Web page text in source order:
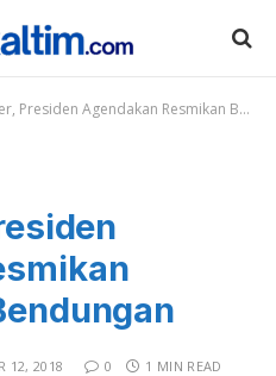
Agendakan Resmikan Bandara dan Bendungan
12, 2018 0 1 MIN READ